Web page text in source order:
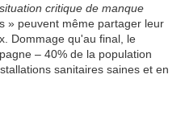
critique de manque
» peuvent même partager leur
Dommage qu'au final, le
– 40% de la population
sanitaires saines et en